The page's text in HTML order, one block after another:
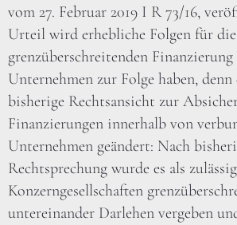
vom 27. Februar 2019 I R 73/16,
Urteil wird erhebliche Folgen für die
grenzüberschreitenden
Unternehmen zur Folge haben,
bisherige Rechtsansicht zur
Finanzierungen innerhalb von
Unternehmen geändert: Nach
Rechtsprechung wurde es als
Konzerngesellschaften
untereinander Darlehen vergeben